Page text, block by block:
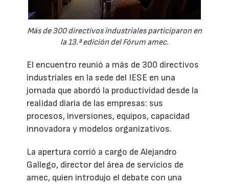
Más de 300 directivos industriales participaron en
la 13.ª edición del Fórum amec.
El encuentro reunió a más de 300 directivos
industriales en la sede del IESE en una
jornada que abordó la productividad desde la
realidad diaria de las empresas: sus
procesos, inversiones, equipos, capacidad
innovadora y modelos organizativos.
La apertura corrió a cargo de Alejandro
Gallego, director del área de servicios de
amec, quien introdujo el debate con una